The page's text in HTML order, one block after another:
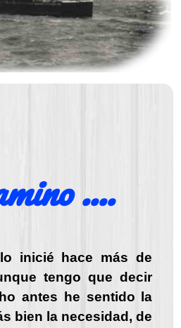
....
inicié hace más de
tengo que decir
antes he sentido la
bien la necesidad, de